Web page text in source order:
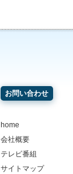
お問い合わせ
home
会社概要
テレビ番組
サイトマップ